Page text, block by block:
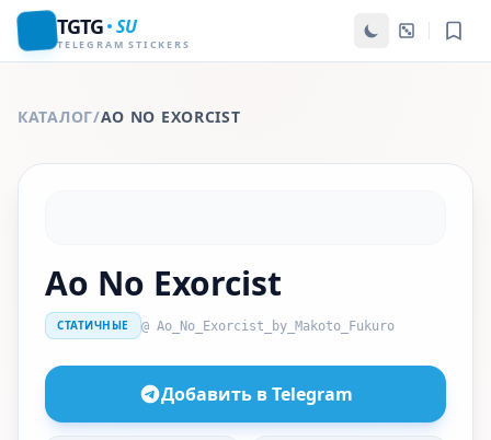
TGTG SU
TELEGRAM STICKERS
КАТАЛОГ/AO NO EXORCIST
Ao No Exorcist
СТАТИЧНЫЕ @ Ao_No_Exorcist_by_Makoto_Fukuro
Добавить в Telegram